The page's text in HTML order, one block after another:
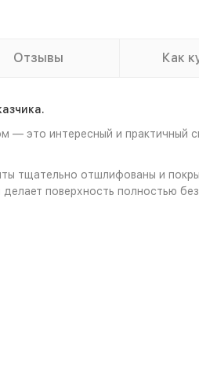
Отзывы Как
— это интересный и
тщательно отшлифованы и
поверхность полностью